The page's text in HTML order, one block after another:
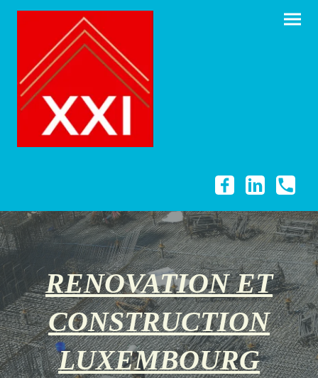
RENOVATION ET
CONSTRUCTION
LUXEMBOURG